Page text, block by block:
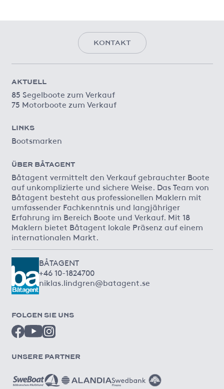
KONTAKT
AKTUELL
85 Segelboote zum Verkauf
75 Motorboote zum Verkauf
LINKS
Bootsmarken
ÜBER BÅTAGENT
Båtagent vermittelt den Verkauf gebrauchter Boote
auf unkomplizierte und sichere Weise. Das Team von
Båtagent besteht aus professionellen Maklern mit
umfassender Fachkenntnis und langjähriger
Erfahrung im Bereich Boote und Verkauf. Mit 18
Maklern bietet Båtagent lokale Präsenz auf einem
internationalen Markt.
BÅTAGENT
+46 10-1824700
niklas.lindgren@batagent.se
FOLGEN SIE UNS
UNSERE PARTNER